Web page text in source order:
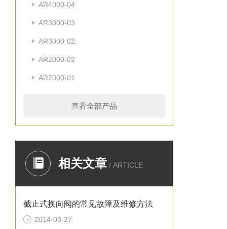
AR4000-04
AR3000-03
AR3000-02
AR2000-02
AR2000-01
查看全部产品
相关文章 / ARTICLE
截止式换向阀的常见故障及维修方法
2014-03-27